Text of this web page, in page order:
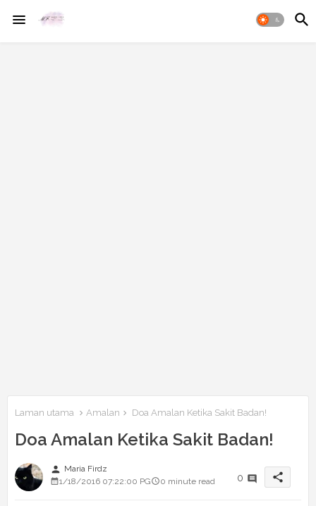
Laman utama Amalan Doa Amalan Ketika Sakit Badan!
Doa Amalan Ketika Sakit Badan!
person Maria Firdz
1/18/2016 07:22:00 PG
0 minute read 0 share